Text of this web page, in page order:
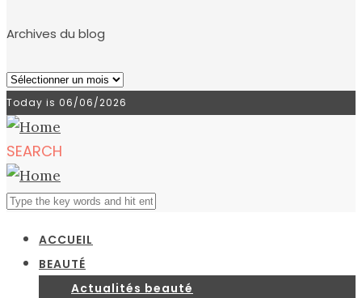
Archives du blog
Archives
du
blog
Today is 06/06/2026
SEARCH
ACCUEIL
BEAUTÉ
Actualités beauté